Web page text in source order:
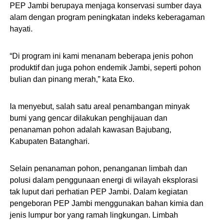
PEP Jambi berupaya menjaga konservasi sumber daya
alam dengan program peningkatan indeks keberagaman
hayati.
“Di program ini kami menanam beberapa jenis pohon
produktif dan juga pohon endemik Jambi, seperti pohon
bulian dan pinang merah,” kata Eko.
Ia menyebut, salah satu areal penambangan minyak
bumi yang gencar dilakukan penghijauan dan
penanaman pohon adalah kawasan Bajubang,
Kabupaten Batanghari.
Selain penanaman pohon, penanganan limbah dan
polusi dalam penggunaan energi di wilayah eksplorasi
tak luput dari perhatian PEP Jambi. Dalam kegiatan
pengeboran PEP Jambi menggunakan bahan kimia dan
jenis lumpur bor yang ramah lingkungan. Limbah